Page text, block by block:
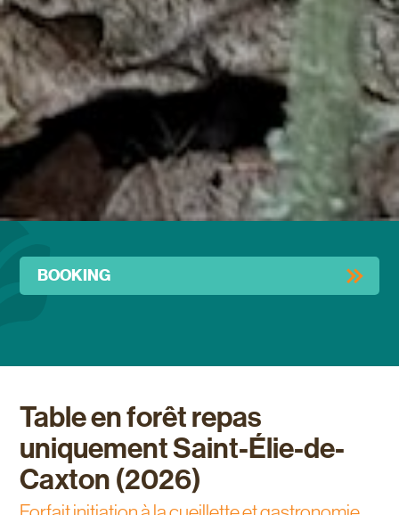
Table en forêt repas
uniquement Saint-Élie-de-
Caxton (2026)
BOOKING
Activity with
Fred Chappuis